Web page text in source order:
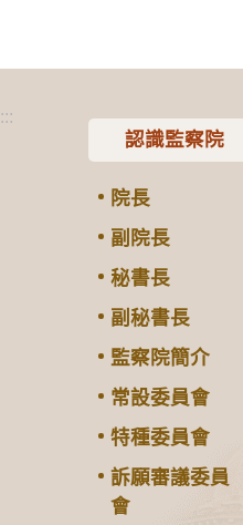
:::
認識監察院
院長
副院長
秘書長
副秘書長
監察院簡介
常設委員會
特種委員會
訴願審議委員
會